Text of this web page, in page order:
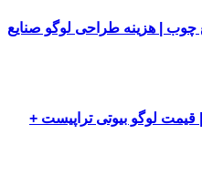
چوب | هزینه طراحی لوگو صنایع
لوگو بیوتی تراپیست +